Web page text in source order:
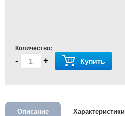
Количество:
- + Купить
Описание Характеристики